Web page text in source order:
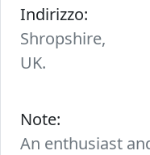
Indirizzo:
Shropshire,
UK.
Note:
An enthusiast